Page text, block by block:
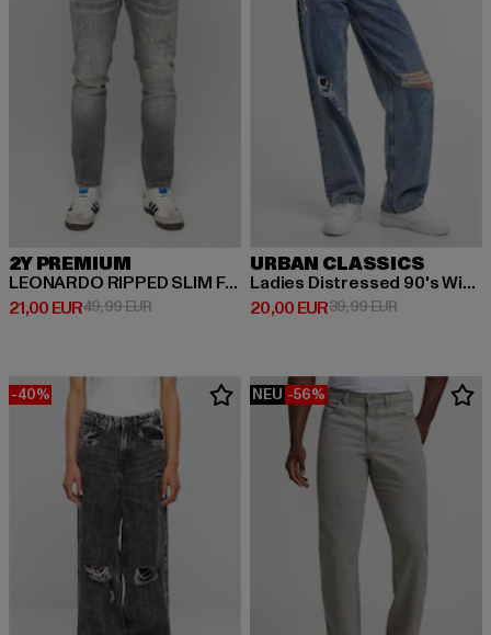
2Y PREMIUM
LEONARDO RIPPED SLIM FIT JEANS
21,00 EUR
Derzeitiger Preis: 21,00 EUR
49,99 EURAktionspreis: 49,99 EUR
URBAN CLASSICS
Ladies Distressed 90's Wide Leg Denim Pants
20,00 EUR
Derzeitiger Preis: 20,00 EUR
39,99 EURAktionspreis:
-40% NEU -56%